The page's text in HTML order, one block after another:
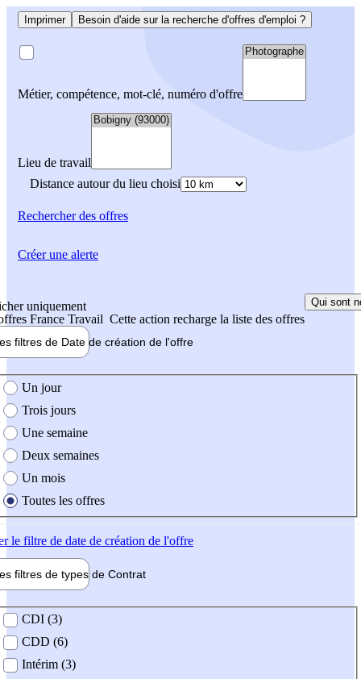
Imprimer Besoin d'aide sur la recherche d'offres d'emploi ?
Métier, compétence, mot-clé, numéro d'offre
Lieu de travail
Distance autour du lieu choisi
Rechercherdes offres
uniquement
France Travail Cette action recharge la liste des offres
Qui sont
filtres de Date de création de l'offre
création de l'offre
Un jour
Trois jours
Une semaine
Deux semaines
Un mois
Toutes les offres
le filtre de date de création de l'offre
filtres de types de Contrat
contrat
CDI (3)
CDD (6)
Intérim (3)
Créer une alerte